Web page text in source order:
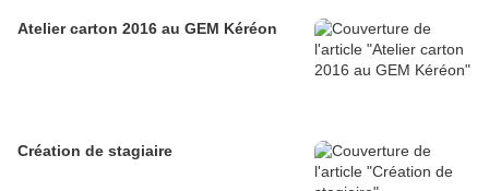
Atelier carton 2016 au GEM Kéréon
Création de stagiaire